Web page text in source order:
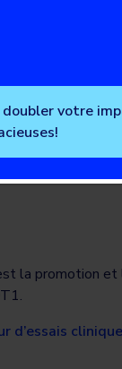
promotion
d’essais
votre